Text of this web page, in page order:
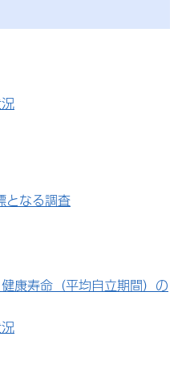
となる調査
康寿命（平均自立期間）の